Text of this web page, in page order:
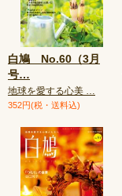
白鳩 No.60（3月
号…
地球を愛する心美 …
352円(税・送料込)